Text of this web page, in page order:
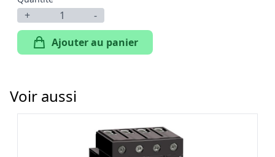
+
-
Ajouter au panier
Voir aussi